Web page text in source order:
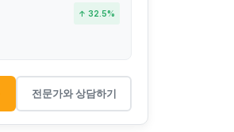
↑ 32.5%
전문가와 상담하기